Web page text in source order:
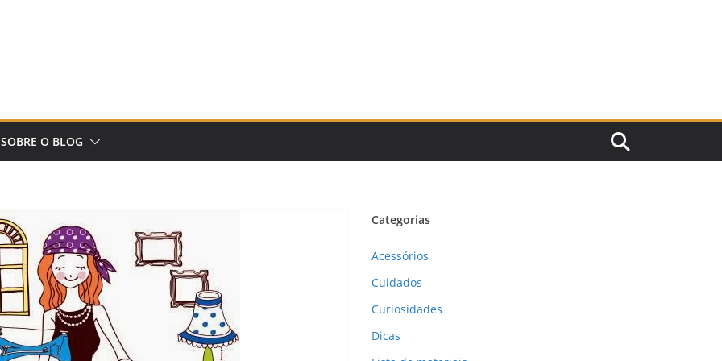
SOBRE O BLOG
Categorias
Acessórios
Cuidados
Curiosidades
Dicas